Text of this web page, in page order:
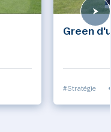
Green
#Stratégie •